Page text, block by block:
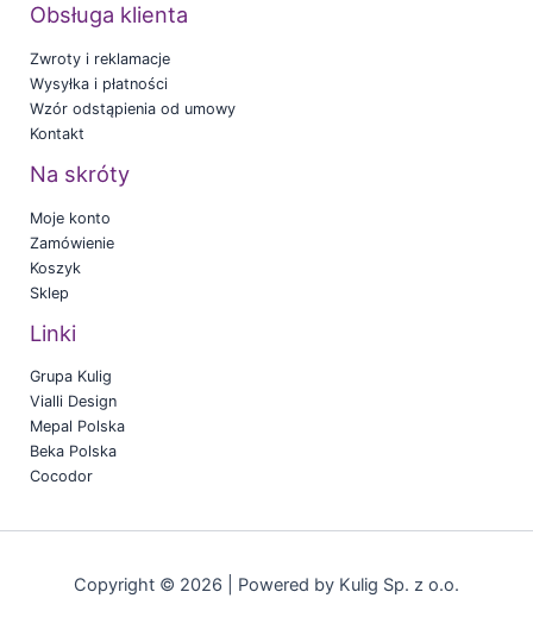
Obsługa klienta
Zwroty i reklamacje
Wysyłka i płatności
Wzór odstąpienia od umowy
Kontakt
Na skróty
Moje konto
Zamówienie
Koszyk
Sklep
Linki
Grupa Kulig
Vialli Design
Mepal Polska
Beka Polska
Cocodor
Copyright © 2026 | Powered by Kulig Sp. z o.o.